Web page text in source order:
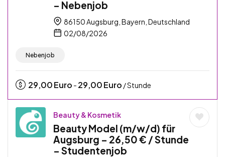
– Nebenjob
86150 Augsburg, Bayern, Deutschland
02/08/2026
Nebenjob
29,00Euro - 29,00Euro / Stunde
Beauty & Kosmetik
Beauty Model (m/w/d) für
Augsburg – 26,50 € / Stunde
– Studentenjob